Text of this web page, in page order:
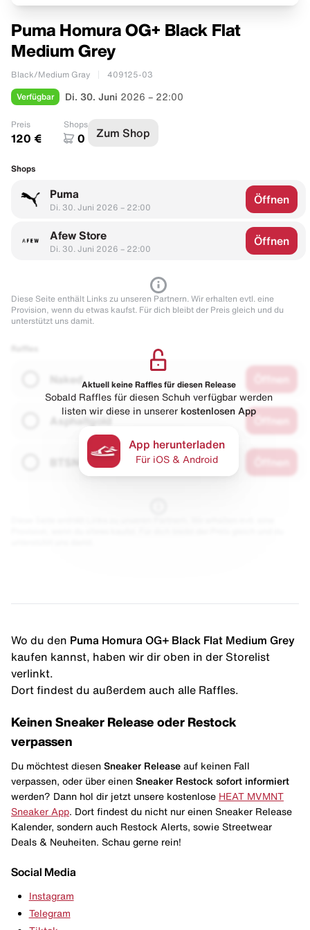
Puma Homura OG+ Black Flat
Medium Grey
Black/Medium Gray 409125-03
Verfügbar Di. 30. Juni 2026 – 22:00
Preis
120 €
Shops
0 Zum Shop
Shops
Puma
Di. 30. Juni 2026 – 22:00
Öffnen
Afew Store
Di. 30. Juni 2026 – 22:00
Öffnen
Diese Seite enthält Links zu unseren Partnern. Wir erhalten evtl. eine
Provision, wenn du etwas kaufst. Für dich bleibt der Preis gleich und du
unterstützt uns damit.
Naked
Asphaltgold
Aktuell keine Raffles für diesen Release
Sobald Raffles für diesen Schuh verfügbar werden
listen wir diese in unserer kostenlosen App
App herunterladen
Für iOS & Android
Wo du den Puma Homura OG+ Black Flat Medium Grey
kaufen kannst, haben wir dir oben in der Storelist
verlinkt.
Dort findest du außerdem auch alle Raffles.
Keinen Sneaker Release oder Restock
verpassen
Du möchtest diesen Sneaker Release auf keinen Fall
verpassen, oder über einen Sneaker Restock sofort informiert
werden? Dann hol dir jetzt unsere kostenlose HEAT MVMNT
Sneaker App . Dort findest du nicht nur einen Sneaker Release
Kalender, sondern auch Restock Alerts, sowie Streetwear
Deals & Neuheiten. Schau gerne rein!
Social Media
Instagram
Telegram